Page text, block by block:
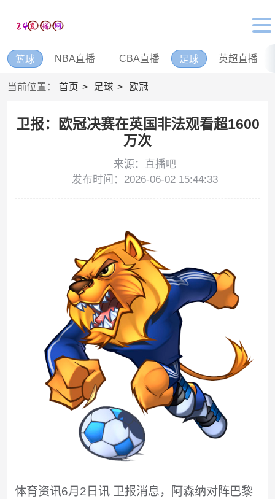
篮球 NBA直播 CBA直播 足球 英超直播
当前位置： 首页 足球 欧冠
卫报：欧冠决赛在英国非法观看超1600
万次
来源：直播吧
发布时间：2026-06-02 15:44:33
体育资讯6月2日讯 卫报消息，阿森纳对阵巴黎